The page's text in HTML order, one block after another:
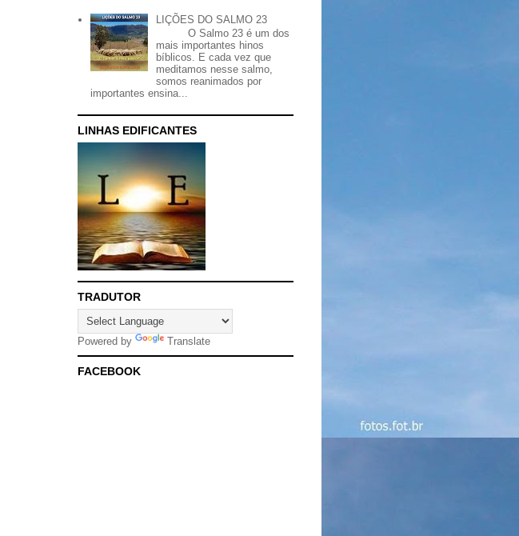
LIÇÕES DO SALMO 23
O Salmo 23 é um dos
mais importantes hinos
bíblicos. E cada vez que
meditamos nesse salmo,
somos reanimados por
importantes ensina...
LINHAS EDIFICANTES
TRADUTOR
Powered by Translate
FACEBOOK